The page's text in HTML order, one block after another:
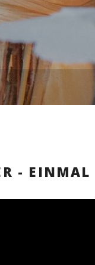
- EINMAL